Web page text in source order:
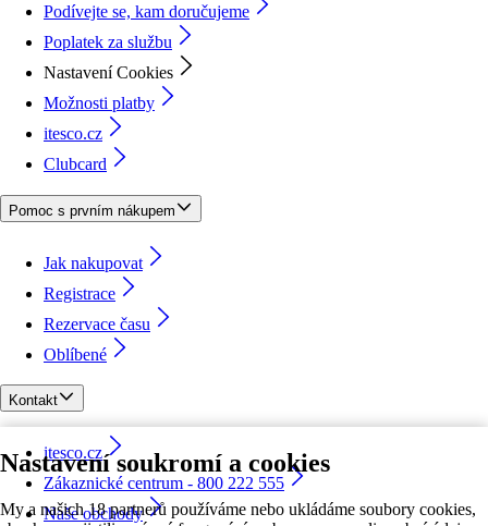
Nastavení soukromí a cookies
My a našich 18 partnerů používáme nebo ukládáme soubory cookies,
Podívejte se, kam doručujeme
Poplatek za službu
Nastavení Cookies
Možnosti platby
itesco.cz
Clubcard
Pomoc s prvním nákupem
Jak nakupovat
Registrace
Rezervace času
Oblíbené
Kontakt
itesco.cz
Zákaznické centrum - 800 222 555
Naše obchody